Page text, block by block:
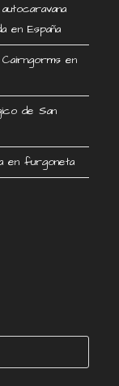
en España
en
de San
en furgoneta